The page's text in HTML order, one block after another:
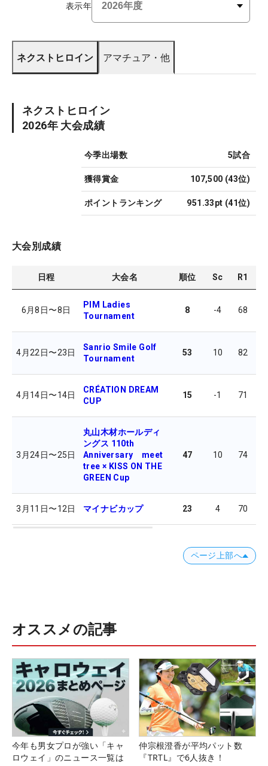
表示年
ネクストヒロイン アマチュア・他
ネクストヒロイン
2026年 大会成績
今季出場数 5試合
獲得賞金 107,500 (43位)
ポイントランキング 951.33pt (41位)
大会別成績
日程 大会名 順位 Sc R1
6月8日〜8日
PIM Ladies
Tournament
8 -4 68
4月22日〜23日
Sanrio Smile Golf
Tournament
53 10 82
4月14日〜14日
CRÉATION DREAM
CUP
15 -1 71
3月24日〜25日
丸山木材ホールディ
ングス 110th
Anniversary meet
tree × KISS ON THE
GREEN Cup
47 10 74
3月11日〜12日 マイナビカップ 23 4 70
ページ上部へ
オススメの記事
今年も男女プロが強い「キャ
ロウェイ」のニュース一覧は
仲宗根澄香が平均パット数
『TRTL』で6人抜き！